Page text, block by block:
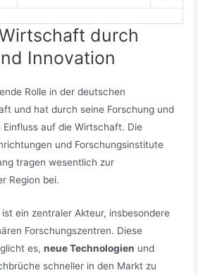
durch
Innovation
Rolle in der deutschen
und hat durch seine Forschung und
auf die Wirtschaft. Die
und Forschungsinstitute
tragen wesentlich zur
Region bei.
ein zentraler Akteur, insbesondere
Forschungszentren. Diese
es,neue Technologien und
schneller in den Markt zu